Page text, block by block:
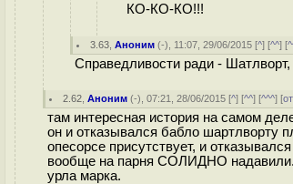
КО-КО-КО!!!
3.63 ,Аноним (-), 11:07, 29/06/2015 [^] [^^] [
Справедливости ради - Шатлворт,
2.62 ,Аноним (-), 07:21, 28/06/2015 [^] [^^] [^^^] [
там интересная история на самом
он и отказывался бабло шартлворту
опесорсе присутствует, и
вообще на парня СОЛИДНО надавили.
урла марка.